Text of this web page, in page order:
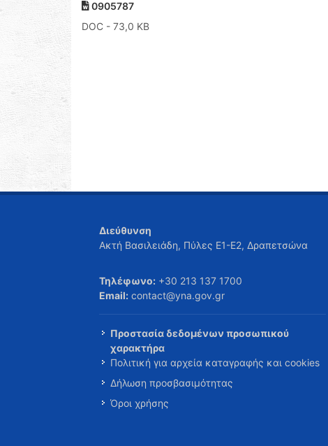
0905787
DOC - 73,0 KB
Διεύθυνση
Ακτή Βασιλειάδη, Πύλες Ε1-Ε2, Δραπετσώνα
Τηλέφωνο: +30 213 137 1700
Email: contact@yna.gov.gr
Προστασία δεδομένων προσωπικού
χαρακτήρα
Πολιτική για αρχεία καταγραφής και cookies
Δήλωση προσβασιμότητας
Όροι χρήσης